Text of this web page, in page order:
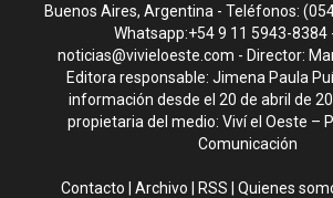
Buenos Aires, Argentina - Teléfonos:
Whatsapp:+54 9 11 5943-8384
noticias@vivieloeste.com - Director:
Editora responsable: Jimena Paula
información desde el 20 de abril de
propietaria del medio: Viví el Oeste –
Comunicación
Contacto |Archivo RSS |Quienes